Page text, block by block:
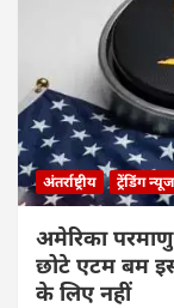
अंतर्राष्ट्रीय ट्रेंडिंग न्यूज
अमेरिका
छोटे एटम बम
के लिए नहीं